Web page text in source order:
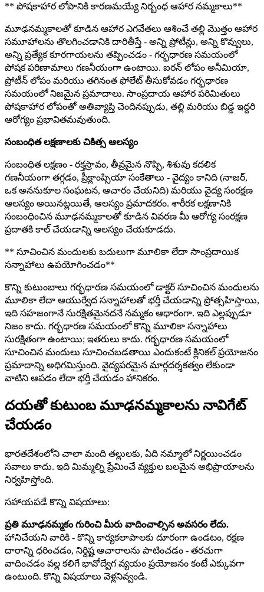
** పోషకాహార లోపానికి కారణమయ్యే నిర్బంధ ఆహార నమ్మకాలు**
మూఢనమ్మకాలతో కూడిన ఆహార ఎగవేతలు ఆశించే తల్లి మొత్తం ఆహార
సమూహాలను తొలగించడానికి దారితీస్తే - అన్ని ప్రోటీన్లు, అన్ని కొవ్వులు,
అన్ని ప్రత్యేక కూరగాయలను తప్పించడం - గర్భధారణ సమయంలో
పోషక పరిణామాలు గణనీయంగా ఉంటాయి. ఐరన్ లోపం అనీమియా,
ప్రోటీన్ లోపం మరియు తగినంత ఫోలేట్ తీసుకోవడం గర్భధారణ
సమయంలో నిజమైన ప్రమాదాలు. సాంప్రదాయ ఆహార పరిమితులు
పోషకాహార లోపంతో అతివ్యాప్తి చెందినప్పుడు, తల్లి మరియు బిడ్డ ఇద్దరి
ఆరోగ్యం ప్రభావితమవుతుంది.
సంబంధిత లక్షణాలకు చికిత్స ఆలస్యం
సంబంధిత లక్షణం - రక్తస్రావం, తీవ్రమైన నొప్పి, శిశువు కదలిక
గణనీయంగా తగ్గడం, ప్రీక్లాంప్సియా సంకేతాలు - వైద్యం కానిది (నాజర్,
ఒక అననుకూల సంఘటన, ఆచారం చేయనిది) మరియు వైద్య సంరక్షణ
ఆలస్యం అయినట్లయితే, ఆలస్యం ప్రమాదకరం. శారీరక లక్షణానికి
సంబంధించిన మూఢనమ్మకాలతో కూడిన వివరణ మీ ఆరోగ్య సంరక్షణ
ప్రదాతకి కాల్ చేయడాన్ని ఆలస్యం చేయకూడదు.
** సూచించిన మందులకు బదులుగా మూలికా లేదా సాంప్రదాయిక
సన్నాహాలు ఉపయోగించడం**
కొన్ని కుటుంబాలు గర్భధారణ సమయంలో డాక్టర్ సూచించిన మందులను
మూలికా లేదా ఆయుర్వేద సన్నాహాలతో భర్తీ చేయడాన్ని ప్రోత్సహిస్తాయి,
ఇది సహజంగానే సురక్షితమైనదనే నమ్మకం ఆధారంగా. ఇది ఎల్లప్పుడూ
నిజం కాదు. గర్భధారణ సమయంలో కొన్ని మూలికా సన్నాహాలు
సురక్షితంగా ఉంటాయి; ఇతరులు కాదు. గర్భధారణ సమయంలో
సూచించిన మందులు సూచించబడతాయి ఎందుకంటే క్లినికల్ ప్రయోజనం
ప్రమాదాన్ని అధిగమిస్తుంది. వైద్యపరమైన మార్గదర్శకత్వం లేకుండా
వాటిని ఆపడం లేదా భర్తీ చేయడం హానికరం.
దయతో కుటుంబ మూఢనమ్మకాలను నావిగేట్
చేయడం
భారతదేశంలోని చాలా మంది తల్లులకు, ఏది నమ్మాలో నిర్ణయించడం
సవాలు కాదు. ఇది మిమ్మల్ని ప్రేమించే వ్యక్తుల బలమైన అభిప్రాయాలను
నిర్వహిస్తోంది.
సహాయపడే కొన్ని విషయాలు:
ప్రతి మూఢనమ్మకం గురించి మీరు వాదించాల్సిన అవసరం లేదు.
హానిచేయని వారికి - కొన్ని కార్యకలాపాలకు దూరంగా ఉండటం, రక్షణ
దారాన్ని ధరించడం, నిర్దిష్ట ఆచారాలను పాటించడం - తరచుగా
వాదించడం వల్ల కలిగే భావోద్వేగ వ్యయం ప్రయోజనం కంటే ఎక్కువగా
ఉంటుంది. కొన్ని విషయాలు వెళ్లనివ్వండి.